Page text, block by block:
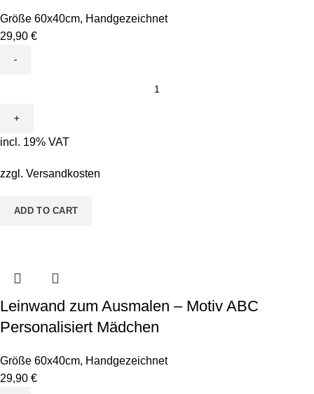
Größe 60x40cm, Handgezeichnet
29,90 €
Ausmalen
-
Toni
quantity
incl. 19% VAT
zzgl. Versandkosten
ADD TO CART
Leinwand zum Ausmalen – Motiv ABC
Personalisiert Mädchen
Größe 60x40cm, Handgezeichnet
29,90 €